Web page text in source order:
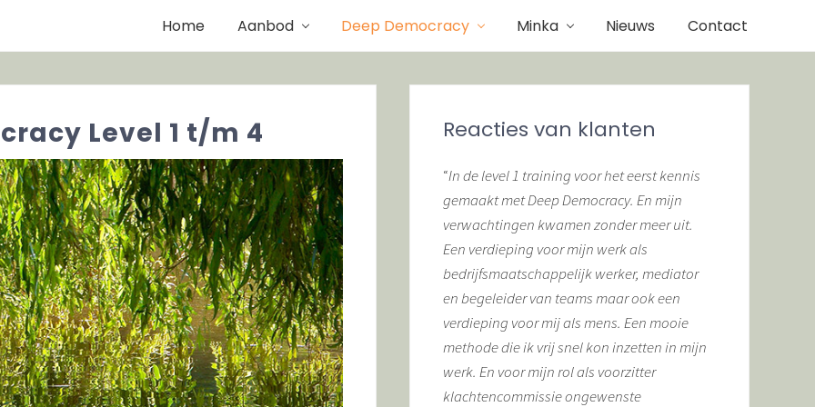
Home Aanbod Deep Democracy Minka Nieuws Contact
Level 1 t/m 4
Sidebar
Reacties van klanten
“In de level 1 training voor het eerst kennis
gemaakt met Deep Democracy. En mijn
verwachtingen kwamen zonder meer uit.
Een verdieping voor mijn werk als
bedrijfsmaatschappelijk werker, mediator
en begeleider van teams maar ook een
verdieping voor mij als mens. Een mooie
methode die ik vrij snel kon inzetten in mijn
werk. En voor mijn rol als voorzitter
klachtencommissie ongewenste